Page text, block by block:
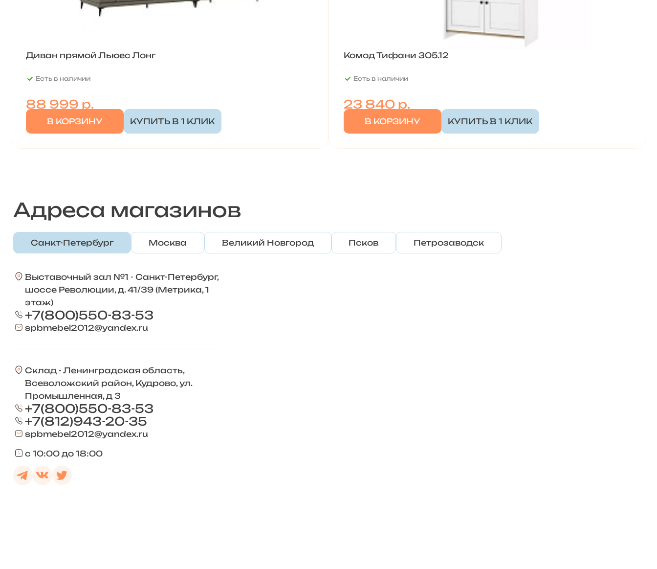
Диван прямой Льюес Лонг
Есть в наличии
88 999 р.
В КОРЗИНУ КУПИТЬ В 1 КЛИК
Комод Тифани 305.12
Есть в наличии
23 840р.
В КОРЗИНУ КУПИТЬ В 1 КЛИК
Адреса магазинов
Санкт-Петербург Москва Великий Новгород Псков Петрозаводск
Выставочный зал №1 - Санкт-Петербург,
шоссе Революции, д. 41/39 (Метрика, 1
этаж)
+7(800)550-83-53
spbmebel2012@yandex.ru
Склад - Ленинградская область,
Всеволожский район, Кудрово, ул.
Промышленная, д 3
+7(800)550-83-53
+7(812)943-20-35
spbmebel2012@yandex.ru
с 10:00 до 18:00